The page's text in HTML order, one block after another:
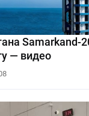
Samarkand-
— видео